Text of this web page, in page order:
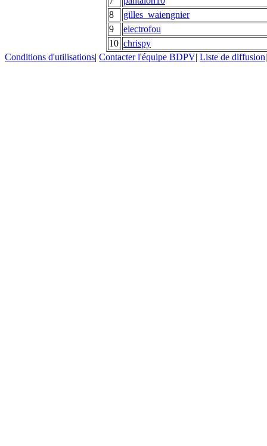
8
gilles_waiengnier
9
electrofou
10 chrispy
Conditions d'utilisations| Contacter l'équipe BDPV| Liste de diffusion